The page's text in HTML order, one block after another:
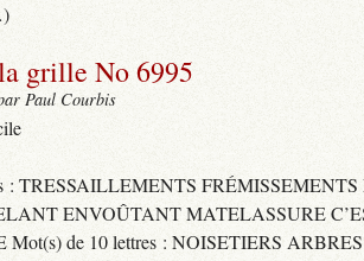
grille No 6995
Paul Courbis
: TRESSAILLEMENTS FRÉMISSEMENTS
ENVOÛTANT MATELASSURE
de 10 lettres : NOISETIERS